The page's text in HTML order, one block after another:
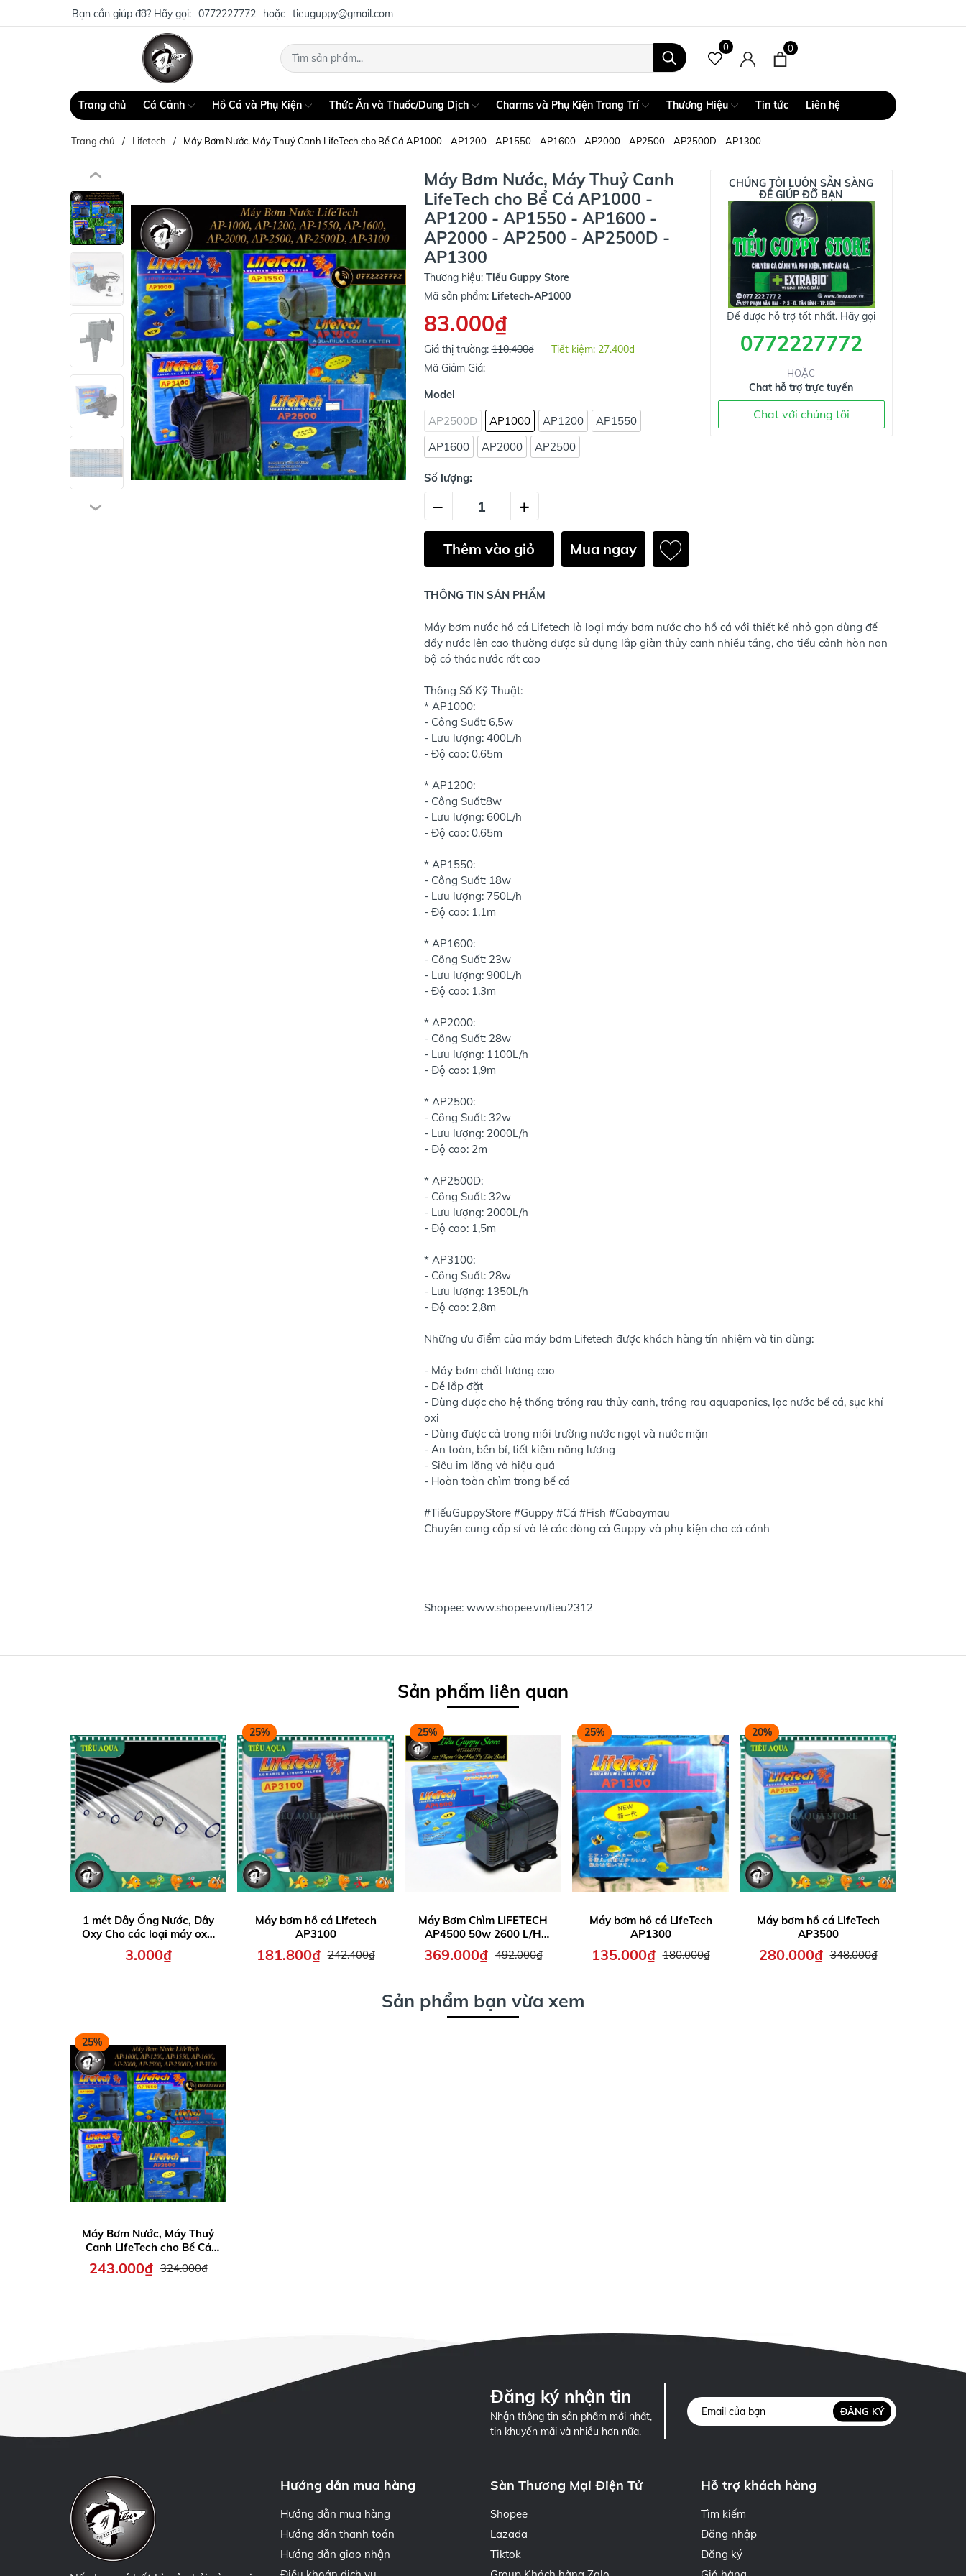
Bạn cần giúp đỡ? Hãy gọi: 0772227772 hoặc tieuguppy@gmail.com
0 0
Trang chủ Cá Cảnh Hồ Cá và Phụ Kiện Thức Ăn và Thuốc/Dung Dịch Charms và Phụ Kiện Trang Trí Thương Hiệu Tin tức Liên hệ
Trang chủ Lifetech Máy Bơm Nước, Máy Thuỷ Canh LifeTech cho Bể Cá AP1000 - AP1200 - AP1550 - AP1600 - AP2000 - AP2500 - AP2500D - AP1300
Máy Bơm Nước, Máy Thuỷ Canh
LifeTech cho Bể Cá AP1000 -
AP1200 - AP1550 - AP1600 -
AP2000 - AP2500 - AP2500D -
AP1300
Thương hiệu: Tiếu Guppy Store
Mã sản phẩm: Lifetech-AP1000
83.000₫
Giá thị trường:110.400₫ Tiết kiệm: 27.400₫
Mã Giảm Giá:
Model
AP2500D
AP1000 AP1200
AP1550
AP1600
AP2000 AP2500
Số lượng:
– +
Thêm vào giỏ Mua ngay
CHÚNG TÔI LUÔN SẴN SÀNG
ĐỂ GIÚP ĐỠ BẠN
Để được hỗ trợ tốt nhất. Hãy gọi
0772227772
HOẶC
Chat hỗ trợ trực tuyến
Chat với chúng tôi
THÔNG TIN SẢN PHẨM
Máy bơm nước hồ cá Lifetech là loại máy bơm nước cho hồ cá với thiết kế nhỏ gọn dùng để
đẩy nước lên cao thường được sử dụng lắp giàn thủy canh nhiều tầng, cho tiểu cảnh hòn non
bộ có thác nước rất cao
Thông Số Kỹ Thuật:
* AP1000:
- Công Suất: 6,5w
- Lưu lượng: 400L/h
- Độ cao: 0,65m
* AP1200:
- Công Suất:8w
- Lưu lượng: 600L/h
- Độ cao: 0,65m
* AP1550:
- Công Suất: 18w
- Lưu lượng: 750L/h
- Độ cao: 1,1m
* AP1600:
- Công Suất: 23w
- Lưu lượng: 900L/h
- Độ cao: 1,3m
* AP2000:
- Công Suất: 28w
- Lưu lượng: 1100L/h
- Độ cao: 1,9m
* AP2500:
- Công Suất: 32w
- Lưu lượng: 2000L/h
- Độ cao: 2m
* AP2500D:
- Công Suất: 32w
- Lưu lượng: 2000L/h
- Độ cao: 1,5m
* AP3100:
- Công Suất: 28w
- Lưu lượng: 1350L/h
- Độ cao: 2,8m
Những ưu điểm của máy bơm Lifetech được khách hàng tín nhiệm và tin dùng:
- Máy bơm chất lượng cao
- Dễ lắp đặt
- Dùng được cho hệ thống trồng rau thủy canh, trồng rau aquaponics, lọc nước bể cá, sục khí
oxi
- Dùng được cả trong môi trường nước ngọt và nước mặn
- An toàn, bền bỉ, tiết kiệm năng lượng
- Siêu im lặng và hiệu quả
- Hoàn toàn chìm trong bể cá
#TiếuGuppyStore #Guppy #Cá #Fish #Cabaymau
Chuyên cung cấp sỉ và lẻ các dòng cá Guppy và phụ kiện cho cá cảnh
Shopee: www.shopee.vn/tieu2312
Sản phẩm liên quan
1 mét Dây Ống Nước, Dây
Oxy Cho các loại máy oxy,
máy bơm Sobo, Atman,
Periha, LifeTech, Sunsun....
3.000₫
25%
Máy bơm hồ cá Lifetech
AP3100
181.800₫ 242.400₫
25%
Máy Bơm Chìm LIFETECH
AP4500 50w 2600 L/H
mạnh mẽ, bơm bể cả cảnh,
thủy canh
369.000₫ 492.000₫
25%
Máy bơm hồ cá LifeTech
AP1300
135.000₫ 180.000₫
20%
Máy bơm hồ cá LifeTech
AP3500
280.000₫ 348.000₫
Sản phẩm bạn vừa xem
25%
Máy Bơm Nước, Máy Thuỷ
Canh LifeTech cho Bể Cá
AP1000 - AP1200 -
AP1550 - AP1600 -
243.000₫ 324.000₫
Đăng ký nhận tin
Nhận thông tin sản phẩm mới nhất,
tin khuyến mãi và nhiều hơn nữa.
ĐĂNG KÝ
Hướng dẫn mua hàng
Hướng dẫn mua hàng
Hướng dẫn thanh toán
Hướng dẫn giao nhận
Sàn Thương Mại Điện Tử
Shopee
Lazada
Tiktok
Hỗ trợ khách hàng
Tìm kiếm
Đăng nhập
Đăng ký